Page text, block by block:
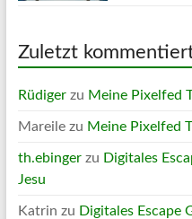
Zuletzt
Rüdigerzu Meine Pixelfed
Mareilezu Meine Pixelfed
th.ebingerzu Digitales
Jesu
Katrin zu Digitales Escape